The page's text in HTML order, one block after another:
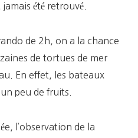
été retrouvé.
de 2h, on a la chance
de tortues de mer
En effet, les bateaux
peu de fruits.
l’observation de la